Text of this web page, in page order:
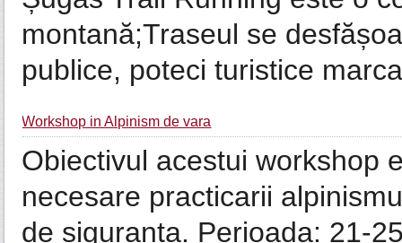
montană;Traseul se
publice, poteci turistice
Workshop in Alpinism de vara
Obiectivul acestui workshop
necesare practicarii
de siguranta. Perioada: 21-